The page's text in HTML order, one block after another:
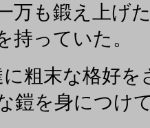
万も鍛え上げ
持っていた。
に粗末な格好
鎧を身につけ